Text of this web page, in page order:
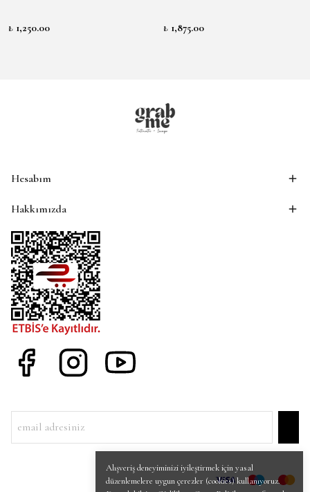
Alışveriş deneyiminizi iyileştirmek için yasal
düzenlemelere uygun çerezler (cookies) kullanıyoruz.
₺ 1,250.00 ₺ 1,875.00
Hesabım
Hakkımızda